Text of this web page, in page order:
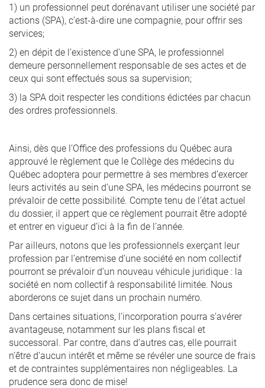
1) un professionnel peut dorénavant utiliser une société par
actions (SPA), c’est-à-dire une compagnie, pour offrir ses
services;
2) en dépit de l’existence d’une SPA, le professionnel
demeure personnellement responsable de ses actes et de
ceux qui sont effectués sous sa supervision;
3) la SPA doit respecter les conditions édictées par chacun
des ordres professionnels.
Ainsi, dès que l’Office des professions du Québec aura
approuvé le règlement que le Collège des médecins du
Québec adoptera pour permettre à ses membres d’exercer
leurs activités au sein d’une SPA, les médecins pourront se
prévaloir de cette possibilité. Compte tenu de l’état actuel
du dossier, il appert que ce règlement pourrait être adopté
et entrer en vigueur d’ici à la fin de l’année.
Par ailleurs, notons que les professionnels exerçant leur
profession par l’entremise d’une société en nom collectif
pourront se prévaloir d’un nouveau véhicule juridique : la
société en nom collectif à responsabilité limitée. Nous
aborderons ce sujet dans un prochain numéro.
Dans certaines situations, l’incorporation pourra s’avérer
avantageuse, notamment sur les plans fiscal et
successoral. Par contre, dans d’autres cas, elle pourrait
n’être d’aucun intérêt et même se révéler une source de frais
et de contraintes supplémentaires non négligeables. La
prudence sera donc de mise!